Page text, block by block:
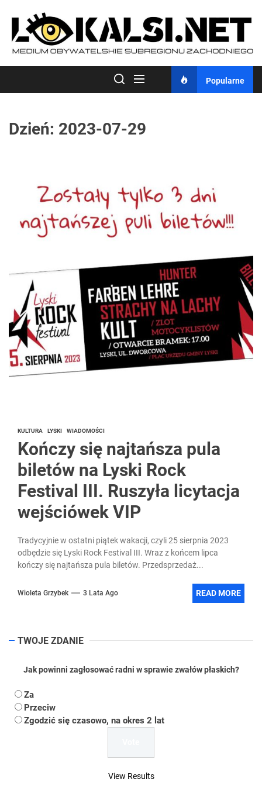
content
Popularne
Dzień: 2023-07-29
KULTURA LYSKI WIADOMOŚCI
Kończy się najtańsza pula
biletów na Lyski Rock
Festival III. Ruszyła licytacja
wejściówek VIP
Tradycyjnie w ostatni piątek wakacji, czyli 25 sierpnia 2023
odbędzie się Lyski Rock Festival III. Wraz z końcem lipca
kończy się najtańsza pula biletów. Przedsprzedaż...
Wioleta Grzybek 3 Lata Ago READ MORE
TWOJE ZDANIE
Jak powinni zagłosować radni w sprawie zwałów płaskich?
Za
Przeciw
Zgodzić się czasowo, na okres 2 lat
View Results